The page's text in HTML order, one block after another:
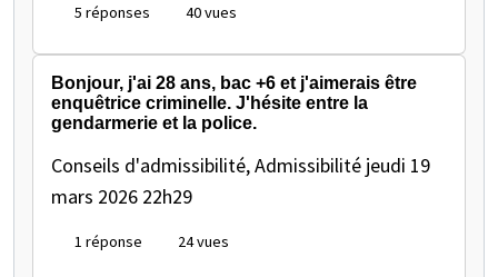
5 réponses 40 vues
Bonjour, j'ai 28 ans, bac +6 et j'aimerais être
enquêtrice criminelle. J'hésite entre la
gendarmerie et la police.
Conseils d'admissibilité, Admissibilité jeudi 19
mars 2026 22h29
1 réponse 24 vues